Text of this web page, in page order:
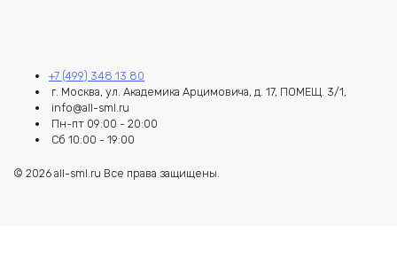
+7 (499) 348 13 80
г. Москва, ул. Академика Арцимовича, д. 17, ПОМЕЩ. 3/1,
info@all-sml.ru
Пн-пт 09:00 - 20:00
Сб 10:00 - 19:00
© 2026 all-sml.ru Все права защищены.